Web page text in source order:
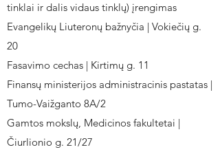
tinklai ir dalis vidaus tinklų) įrengimas
Evangelikų Liuteronų bažnyčia | Vokiečių g.
20
Fasavimo cechas | Kirtimų g. 11
Finansų ministerijos administracinis pastatas |
Tumo-Vaižganto 8A/2
Gamtos mokslų, Medicinos fakultetai |
Čiurlionio g. 21/27